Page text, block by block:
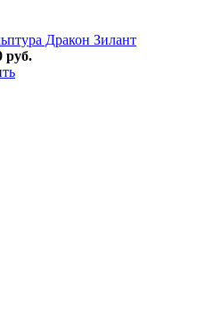
Дракон Зилант
руб.